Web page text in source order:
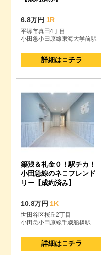
6.8万円1R
平塚市真田4丁目
小田急小田原線東海大学前駅
詳細はコチラ
築浅＆礼金０！駅チカ！
小田急線のネコフレンド
リー【成約済み】
10.8万円1K
世田谷区桜丘2丁目
小田急小田原線千歳船橋駅
詳細はコチラ